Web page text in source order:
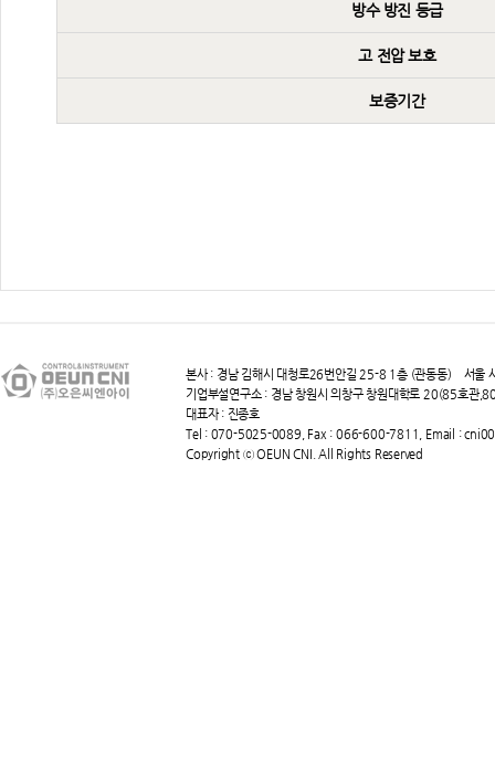
방수 방진 등급
고 전압 보호
보증기간
본사 : 경남 김해시 대청로26번안길 25-8 1층 (관동동) 서울
기업부설연구소 : 경남 창원시 의창구 창원대학로 20(85호관
대표자 : 진종호
Tel : 070-5025-0089, Fax : 066-600-7811, Email :
Copyright ⓒ OEUN CNI. All Rights Reserved